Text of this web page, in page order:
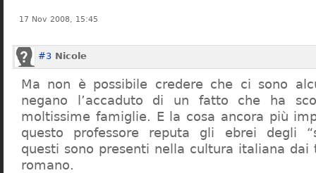
17 Nov 2008, 15:45
#3 Nicole
Ma non è possibile credere che ci sono
negano l’accaduto di un fatto che ha
moltissime famiglie. E la cosa ancora più
questo professore reputa gli ebrei degli
questi sono presenti nella cultura italiana dai
romano.